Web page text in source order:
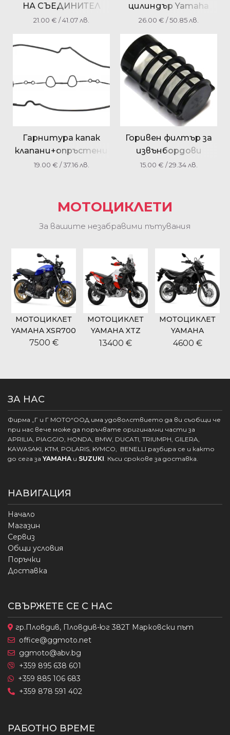
НА СЪЕДИНИТЕЛ
YAMAHA XP500 TMAX
21.00 € / 41.07 лв.
цилиндър Yamaha
YZ426F 2002 WR400F
26.00 € / 50.85 лв.
Гарнитура капак
клапани+опръстени
YZF1000 R1/MT10 2CR-
19.00 € / 37.16 лв.
Горивен филтър за
извънбордови
мотор YAMAHA /
15.00 € / 29.34 лв.
МОТОЦИКЛЕТИ
За вашите незабравими пътувания
МОТОЦИКЛЕТ
YAMAHA XSR700
7500 €
МОТОЦИКЛЕТ
YAMAHA XTZ
700 TENERE
13400 €
МОТОЦИКЛЕТ
YAMAHA
WR125R
4600 €
ЗА НАС
Фирма „Г и Г МОТО“ООД има удоволствието да ви съобщи че
при нас вече може да поръчвате оригинални части за
APRILIA, PIAGGIO, HONDA, BMW, DUCATI, TRIUMPH, GILERA,
KAWASAKI, KTM, POLARIS, KYMCO, BENELLI разбира се и както
до сега за YAMAHA и SUZUKI . Къси срокове за доставка.
НАВИГАЦИЯ
Начало
Магазин
Сервиз
Общи условия
Поръчки
Доставка
СВЪРЖЕТЕ СЕ С НАС
гр.Пловдив, Пловдив-юг 382Т Марковски път
office@ggmoto.net
ggmoto@abv.bg
+359 895 638 601
+359 885 106 683
+359 878 591 402
РАБОТНО ВРЕМЕ